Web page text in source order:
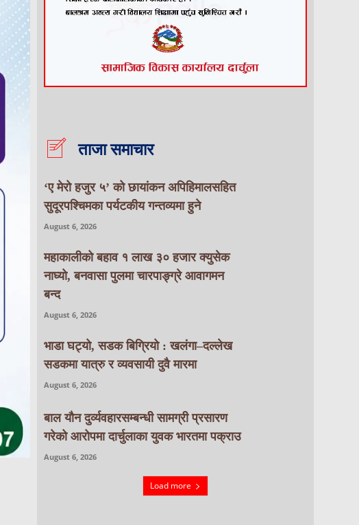
ताजा समाचार
‘ए मेरो हजुर ५’ को छायांकन अपिहिमालसहित
सुदूरपश्चिमका पर्यटकीय गन्तव्यमा हुने
August 6, 2026
महाकालीको बहाव १ लाख ३० हजार क्युसेक
नाघ्यो, बनवासा पुलमा चारपाङ्ग्रे आवागमन
बन्द
August 6, 2026
भाडा घट्यो, सडक बिग्रियो : खलंगा–दल्लेख
सडकमा यात्रु र व्यवसायी दुवै मारमा
August 6, 2026
बाल यौन दुर्व्यवहारसम्बन्धी सामग्री प्रसारण
गरेको आरोपमा दार्चुलाका युवक भारतमा पक्राउ
August 6, 2026
Load more